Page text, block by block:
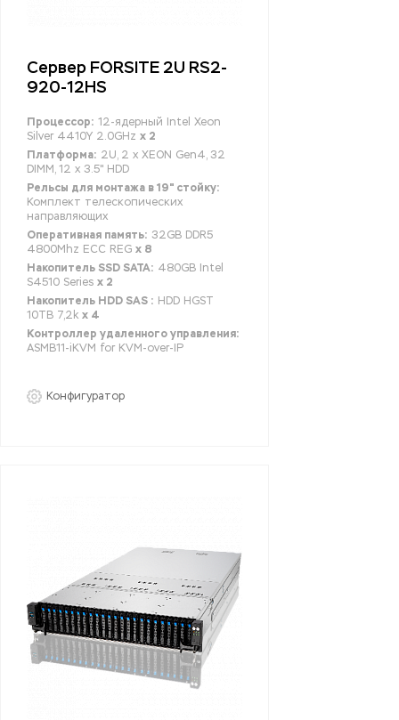
Сервер FORSITE 2U RS2-
920-12HS
Процессор: 12-ядерный Intel Xeon
Silver 4410Y 2.0GHz x 2
Платформа: 2U, 2 x XEON Gen4, 32
DIMM, 12 x 3.5" HDD
Рельсы для монтажа в 19" стойку:
Комплект телескопических
направляющих
Оперативная память: 32GB DDR5
4800Mhz ECC REG x 8
Накопитель SSD SATA: 480GB Intel
S4510 Series x 2
Накопитель HDD SAS : HDD HGST
10TB 7,2k x 4
Контроллер удаленного управления:
ASMB11-iKVM for KVM-over-IP
Конфигуратор